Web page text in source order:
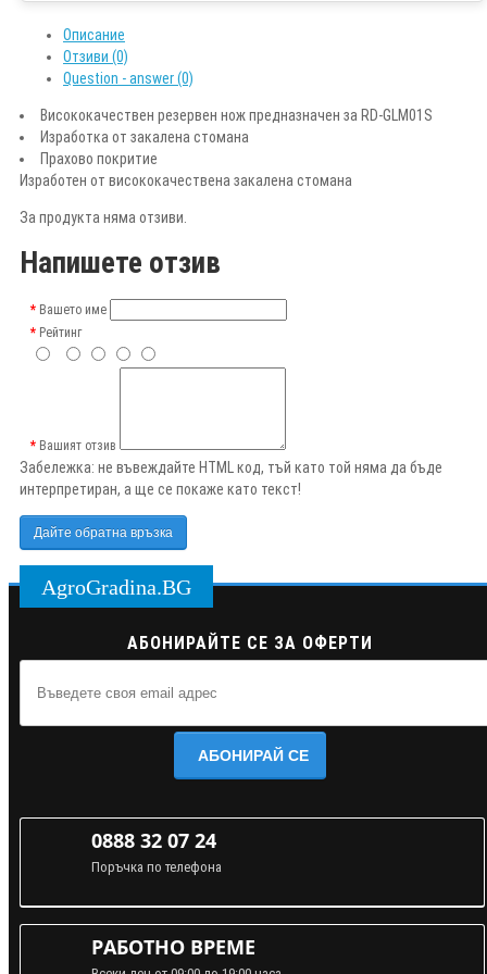
Описание
Отзиви (0)
Question - answer (0)
Висококачествен резервен нож предназначен за RD-GLM01S
Изработка от закалена стомана
Прахово покритие
Изработен от висококачествена закалена стомана
За продукта няма отзиви.
Напишете отзив
Вашето име
Рейтинг
Вашият отзив
Забележка: не въвеждайте HTML код, тъй като той няма да бъде
интерпретиран, а ще се покаже като текст!
Дайте обратна връзка
AgroGradina.BG
АБОНИРАЙТЕ СЕ ЗА ОФЕРТИ
АБОНИРАЙ СЕ
0888 32 07 24
Поръчка по телефона
РАБОТНО ВРЕМЕ